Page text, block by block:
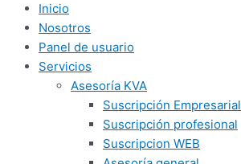
Inicio
Nosotros
Panel de usuario
Servicios
Asesoría KVA
Suscripción Empresarial
Suscripción profesional
Suscripcion WEB